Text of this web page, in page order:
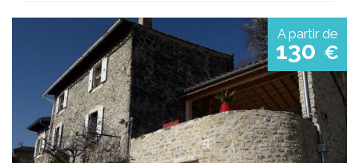
A partir de
130 €